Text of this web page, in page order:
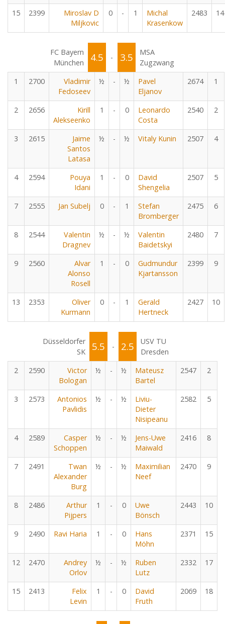
15 2399
Miroslav D
Miljkovic
0 - 1
Michal
Krasenkow
2483 14
FC Bayern
München
4.5 - 3.5
MSA
Zugzwang
1
2700
Vladimir
Fedoseev
½ - ½
Pavel
Eljanov
2674 1
2 2656
Kirill
Alekseenko
1 - 0
Leonardo
Costa
2540 2
3 2615
Jaime
Santos
Latasa
½ - ½ Vitaly Kunin 2507 4
4 2594
Pouya
Idani
1 - 0
David
Shengelia
2507 5
7 2555 Jan Subelj 0 - 1
Stefan
Bromberger
2475 6
8 2544
Valentin
Dragnev
½ - ½
Valentin
Baidetskyi
2480 7
9 2560
Alvar
Alonso
Rosell
1 - 0
Gudmundur
Kjartansson
2399 9
13 2353
Oliver
Kurmann
0 - 1
Gerald
Hertneck
2427 10
Düsseldorfer
SK
5.5 - 2.5
USV TU
Dresden
2
2590
Victor
Bologan
½ - ½
Mateusz
Bartel
2547 2
3 2573
Antonios
Pavlidis
½ - ½
Liviu-
Dieter
Nisipeanu
2582 5
4 2589
Casper
Schoppen
½ - ½
Jens-Uwe
Maiwald
2416 8
7 2491
Twan
Alexander
Burg
½ - ½
Maximilian
Neef
2470 9
8 2486
Arthur
Pijpers
1 - 0
Uwe
Bönsch
2443 10
9 2490 Ravi Haria 1 - 0
Hans
Möhn
2371 15
12 2470
Andrey
Orlov
½ - ½
Ruben
Lutz
2332 17
15 2413
Felix
Levin
1 - 0
David
Fruth
2069 18